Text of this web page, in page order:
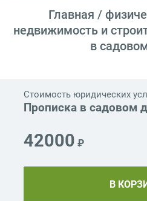
Главная /
недвижимость и
в
Стоимость юридических
Прописка в садовом
42000 ₽